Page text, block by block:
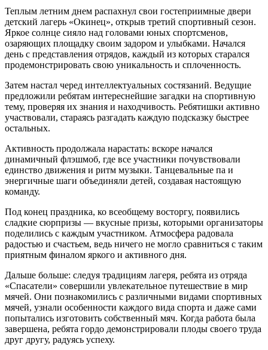
Теплым летним днем распахнул свои гостеприимные двери
детский лагерь «Окинец», открыв третий спортивный сезон.
Яркое солнце сияло над головами юных спортсменов,
озаряющих площадку своим задором и улыбками. Начался
день с представления отрядов, каждый из которых старался
продемонстрировать свою уникальность и сплоченность.
Затем настал черед интеллектуальных состязаний. Ведущие
предложили ребятам интереснейшие загадки на спортивную
тему, проверяя их знания и находчивость. Ребятишки активно
участвовали, стараясь разгадать каждую подсказку быстрее
остальных.
Активность продолжала нарастать: вскоре начался
динамичный флэшмоб, где все участники почувствовали
единство движения и ритм музыки. Танцевальные па и
энергичные шаги объединяли детей, создавая настоящую
команду.
Под конец праздника, ко всеобщему восторгу, появились
сладкие сюрпризы — вкусные призы, которыми организаторы
поделились с каждым участником. Атмосфера радовала
радостью и счастьем, ведь ничего не могло сравниться с таким
приятным финалом яркого и активного дня.
Дальше больше: следуя традициям лагеря, ребята из отряда
«Спасатели» совершили увлекательное путешествие в мир
мячей. Они познакомились с различными видами спортивных
мячей, узнали особенности каждого вида спорта и даже сами
попытались изготовить собственный мяч. Когда работа была
завершена, ребята гордо демонстрировали плоды своего труда
друг другу, радуясь успеху.